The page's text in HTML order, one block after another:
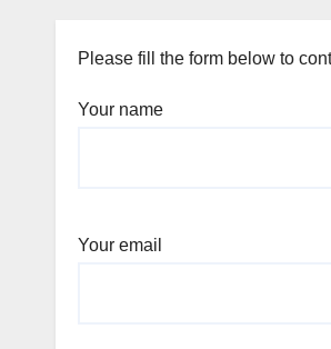
Please fill the form below to
Your name
Your email